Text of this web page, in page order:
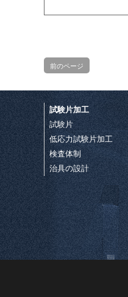
前のページ
試験片加工
試験片
低応力試験片加工
検査体制
治具の設計